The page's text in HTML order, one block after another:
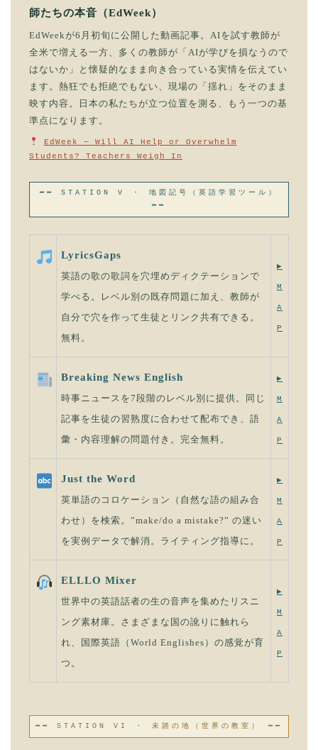
師たちの本音（EdWeek）
EdWeekが6月初旬に公開した動画記事。AIを試す教師が
全米で増える一方、多くの教師が「AIが学びを損なうので
はないか」と懐疑的なまま向き合っている実情を伝えてい
ます。熱狂でも拒絶でもない、現場の「揺れ」をそのまま
映す内容。日本の私たちが立つ位置を測る、もう一つの基
準点になります。
EdWeek — Will AI Help or Overwhelm
Students? Teachers Weigh In
━━ STATION V ・ 地図記号（英語学習ツール）
━━
LyricsGaps
英語の歌の歌詞を穴埋めディクテーションで
学べる。レベル別の既存問題に加え、教師が
自分で穴を作って生徒とリンク共有できる。
無料。
▶
M
A
P
Breaking News English
時事ニュースを7段階のレベル別に提供。同じ
記事を生徒の習熟度に合わせて配布でき、語
彙・内容理解の問題付き。完全無料。
▶
M
A
P
Just the Word
英単語のコロケーション（自然な語の組み合
わせ）を検索。”make/do a mistake?” の迷い
を実例データで解消。ライティング指導に。
▶
M
A
P
ELLLO Mixer
世界中の英語話者の生の音声を集めたリスニ
ング素材庫。さまざまな国の訛りに触れら
れ、国際英語（World Englishes）の感覚が育
つ。
▶
M
A
P
━━ STATION VI ・ 未踏の地（世界の教室） ━━